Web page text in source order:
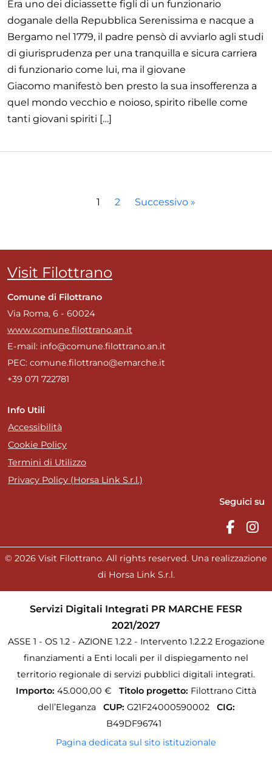
Era uno dei diciassette figli di un funzionario
doganale della Repubblica Serenissima e nacque a
Bergamo nel 1779, il padre pensò di avviarlo agli studi
di giurisprudenza per una tranquilla e sicura carriera
di funzionario come lui, ma il giovane
Giacomo manifestò ben presto la sua insofferenza a
quel mondo vecchio e noioso, spirito ribelle come
tanti giovani spiriti […]
1 2 Successivo »
Visit Filottrano
Comune di Filottrano
Via Roma, 6 - 60024
www.comune.filottrano.an.it
E-mail: info@comune.filottrano.an.it
PEC: comune.filottrano@emarche.it
+39 071 722781
Info Utili
Accessibilità
Cookie Policy
Termini di Utilizzo
Privacy Policy (Horsa Link S.r.l.)
Seguici su
© 2026 Visit Filottrano. All rights reserved. Una realizzazione
di Horsa Link S.r.l.
Servizi Digitali Integrati PR MARCHE FESR
2021/2027
ASSE 1 - OS 1.2 - AZIONE 1.2.2 - Intervento 1.2.2.2 Erogazione
finanziamenti a Enti locali per il dispiegamento nel
territorio regionale di servizi pubblici digitali integrati.
Importo: 45.000,00 € Titolo progetto: Filottrano Città
dell’Eleganza
CUP: G21F24000590002
CIG:
B49DF96741
Pagina dedicata sul sito istituzionale